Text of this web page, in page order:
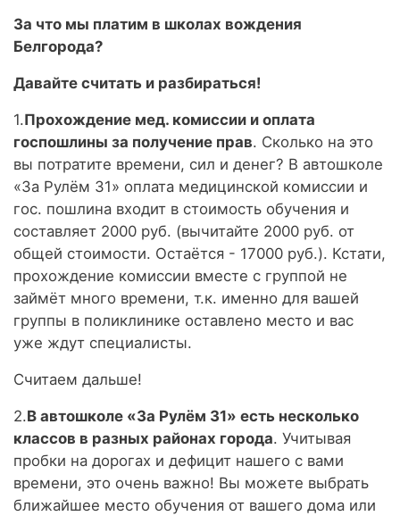
За что мы платим в школах вождения
Белгорода?
Давайте считать и разбираться!
1.Прохождение мед. комиссии и оплата
госпошлины за получение прав. Сколько на это
вы потратите времени, сил и денег? В автошколе
«За Рулём 31» оплата медицинской комиссии и
гос. пошлина входит в стоимость обучения и
составляет 2000 руб. (вычитайте 2000 руб. от
общей стоимости. Остаётся - 17000 руб.). Кстати,
прохождение комиссии вместе с группой не
займёт много времени, т.к. именно для вашей
группы в поликлинике оставлено место и вас
уже ждут специалисты.
Считаем дальше!
2.В автошколе «За Рулём 31» есть несколько
классов в разных районах города. Учитывая
пробки на дорогах и дефицит нашего с вами
времени, это очень важно! Вы можете выбрать
ближайшее место обучения от вашего дома или